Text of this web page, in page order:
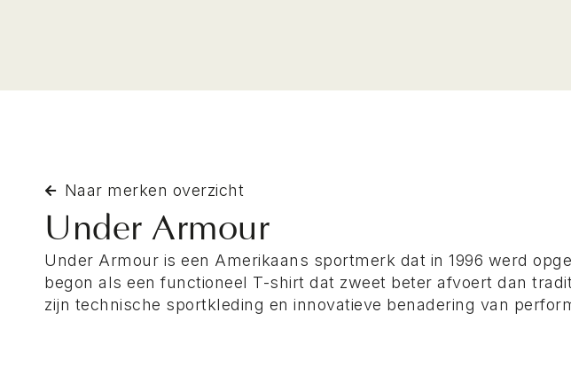
Naar merken overzicht
Under Armour
Under Armour is een Amerikaans sportmerk dat in 1996 werd
begon als een functioneel T-shirt dat zweet beter afvoert dan
zijn technische sportkleding en innovatieve benadering van